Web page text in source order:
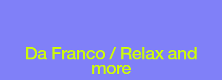
Da Franco / Relax and
more